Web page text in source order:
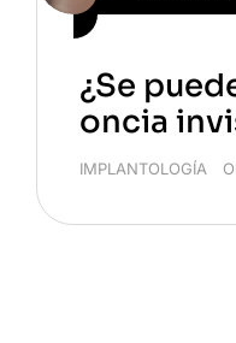
¿Se
oncia
antes
IMPLANTOLOGÍA